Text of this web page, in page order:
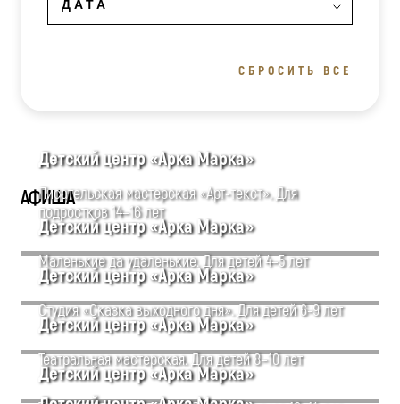
СБРОСИТЬ ВСЕ
АФИША
Детский центр «Арка Марка»
Писательская мастерская «Арт-текст». Для
подростков 14–16 лет
Детский центр «Арка Марка»
Маленькие да удаленькие. Для детей 4–5 лет
Детский центр «Арка Марка»
Студия «Сказка выходного дня». Для детей 6-9 лет
Детский центр «Арка Марка»
Театральная мастерская. Для детей 8–10 лет
Детский центр «Арка Марка»